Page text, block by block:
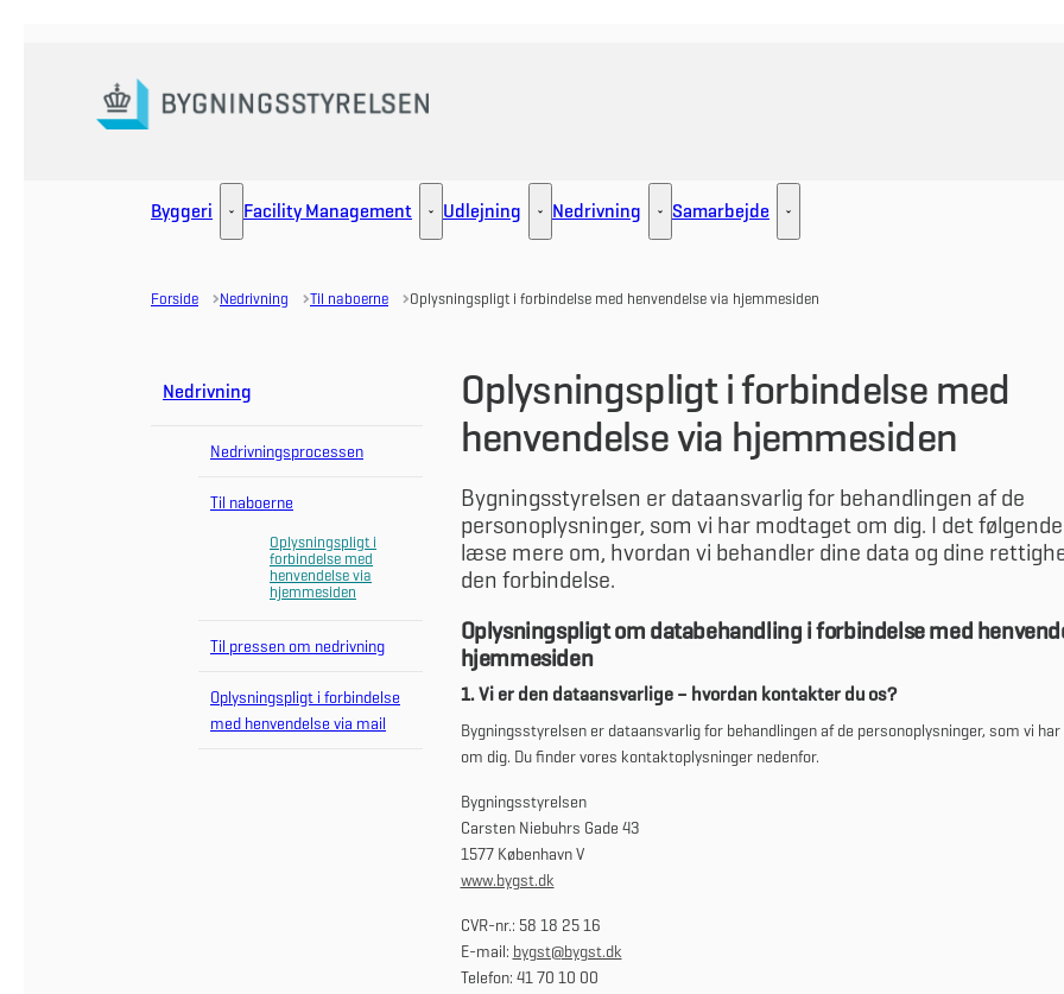
Byggeri Byggeri - Flere links
Facility Management Facility Management - Flere links
Udlejning Udlejning - Flere links
Nedrivning Nedrivning - Flere links
Samarbejde Samarbejde - Flere links
Forside Nedrivning Til naboerne Oplysningspligt i forbindelse med henvendelse via hjemmesiden
Nedrivning
Nedrivningsprocessen
Til naboerne
Oplysningspligt i
forbindelse med
henvendelse via
hjemmesiden
Til pressen om nedrivning
Oplysningspligt i forbindelse
med henvendelse via mail
Oplysningspligt i forbindelse med
henvendelse via hjemmesiden
Bygningsstyrelsen er dataansvarlig for behandlingen af de
personoplysninger, som vi har modtaget om dig. I det
læse mere om, hvordan vi behandler dine data og dine
den forbindelse.
Oplysningspligt om databehandling i forbindelse med
hjemmesiden
1. Vi er den dataansvarlige – hvordan kontakter du os?
Bygningsstyrelsen er dataansvarlig for behandlingen af de personoplysninger, som vi
om dig. Du finder vores kontaktoplysninger nedenfor.
Bygningsstyrelsen
Carsten Niebuhrs Gade 43
1577 København V
www.bygst.dk
CVR-nr.: 58 18 25 16
E-mail: bygst@bygst.dk
Telefon: 41 70 10 00